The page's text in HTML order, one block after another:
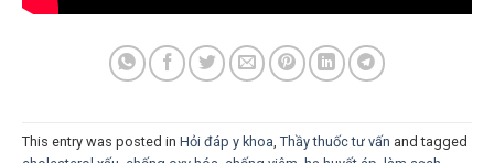
This entry was posted in Hỏi đáp y khoa Thầy thuốc tư vấn and tagged